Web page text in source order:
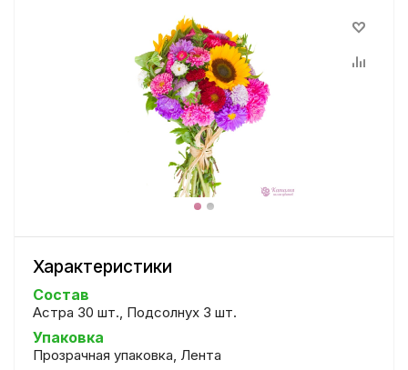
Характеристики
Состав
Астра 30 шт., Подсолнух 3 шт.
Упаковка
Прозрачная упаковка, Лента